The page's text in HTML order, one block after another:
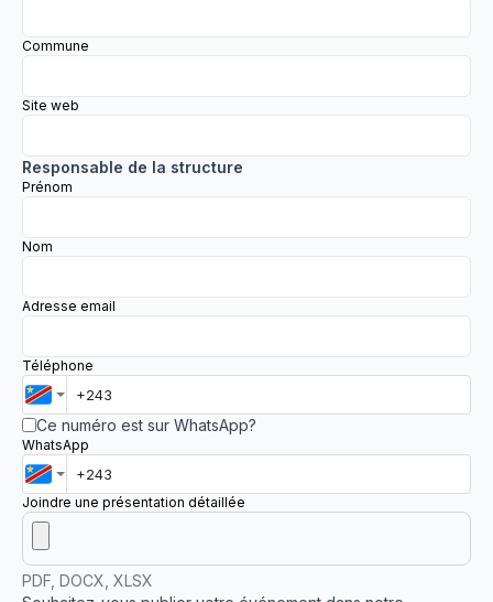
Commune
Site web
Responsable de la structure
Prénom
Nom
Adresse email
Téléphone
Ce numéro est sur WhatsApp?
WhatsApp
Joindre une présentation détaillée
PDF, DOCX, XLSX